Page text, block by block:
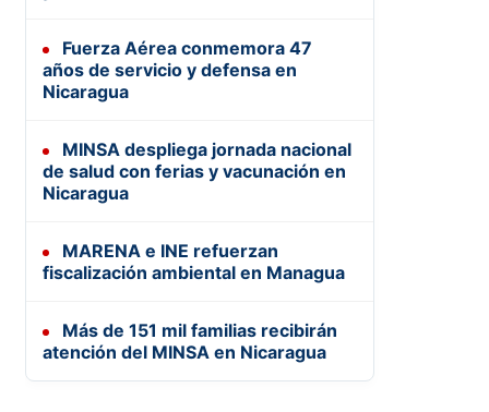
Fuerza Aérea conmemora 47
años de servicio y defensa en
Nicaragua
MINSA despliega jornada nacional
de salud con ferias y vacunación en
Nicaragua
MARENA e INE refuerzan
fiscalización ambiental en Managua
Más de 151 mil familias recibirán
atención del MINSA en Nicaragua